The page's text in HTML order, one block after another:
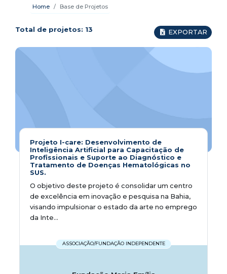
Home Base de Projetos
Total de projetos: 13 EXPORTAR
Projeto I-care: Desenvolvimento de
Inteligência Artificial para Capacitação de
Profissionais e Suporte ao Diagnóstico e
Tratamento de Doenças Hematológicas no
SUS.
O objetivo deste projeto é consolidar um centro
de excelência em inovação e pesquisa na Bahia,
visando impulsionar o estado da arte no emprego
da Inte...
ASSOCIAÇÃO/FUNDAÇÃO INDEPENDENTE